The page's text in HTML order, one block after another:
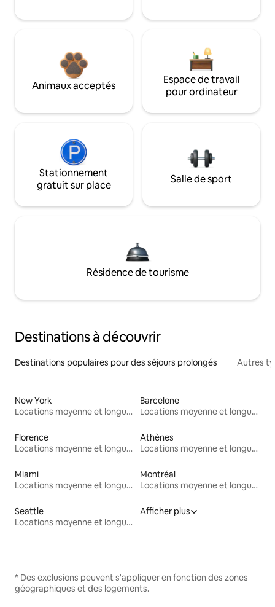
Animaux acceptés
Espace de travail
pour ordinateur
Stationnement
gratuit sur place
Salle de sport
Résidence de tourisme
Destinations à découvrir
Destinations populaires pour des séjours prolongés Autres
New York
Locations moyenne et longue durée
Barcelone
Locations moyenne et longue durée
Florence
Locations moyenne et longue durée
Athènes
Locations moyenne et longue durée
Miami
Locations moyenne et longue durée
Montréal
Locations moyenne et longue durée
Seattle
Locations moyenne et longue durée
Afficher plus
* Des exclusions peuvent s'appliquer en fonction des zones
géographiques et des logements.